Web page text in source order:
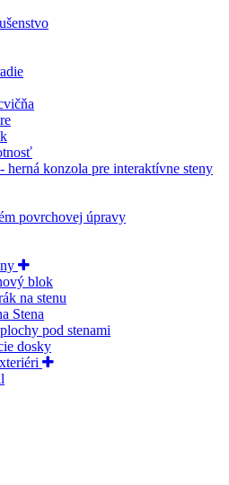
herná konzola pre interaktívne steny
povrchovej úpravy
blok
na stenu
Stena
pod stenami
dosky